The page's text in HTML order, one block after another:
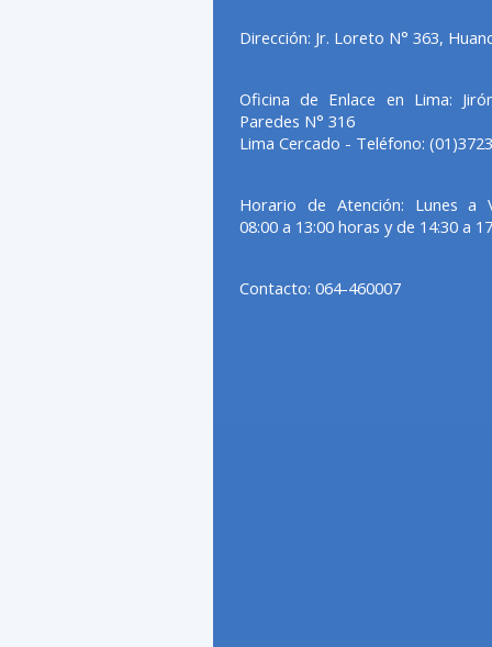
Dirección: Jr. Loreto N° 363,
Oficina de Enlace en Lima:
Paredes N° 316
Lima Cercado - Teléfono:
Horario de Atención: Lunes a
08:00 a 13:00 horas y de 14:30 a
Contacto: 064-460007